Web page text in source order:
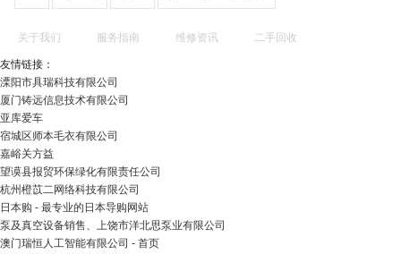
关于我们 服务指南 维修资讯 二手回收
友情链接：
溧阳市具瑞科技有限公司
厦门铸远信息技术有限公司
亚库爱车
宿城区师本毛衣有限公司
嘉峪关方益
望谟县报贸环保绿化有限责任公司
杭州橙苡二网络科技有限公司
日本购 - 最专业的日本导购网站
泵及真空设备销售、上饶市洋北思泵业有限公司
澳门瑞恒人工智能有限公司 - 首页